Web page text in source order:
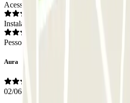
Acesso
Instalações
Pessoal
Aura
02/06/2026